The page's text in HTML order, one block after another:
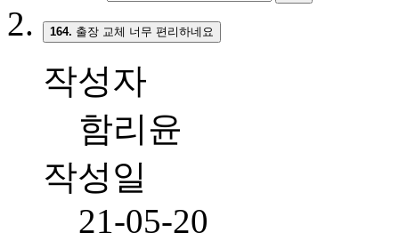
164. 출장 교체 너무 편리하네요
작성자
함리윤
작성일
21-05-20